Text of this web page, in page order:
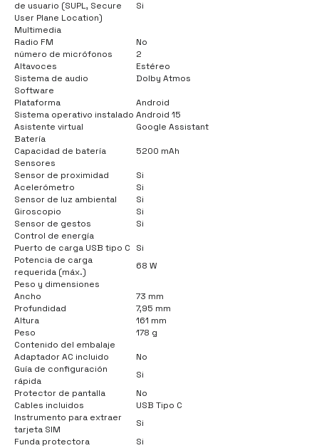
de usuario (SUPL, Secure
User Plane Location)
Si
Multimedia
Radio FM
No
número de micrófonos
2
Altavoces
Estéreo
Sistema de audio
Dolby Atmos
Software
Plataforma
Android
Sistema operativo instalado Android 15
Asistente virtual
Google Assistant
Batería
Capacidad de batería
5200 mAh
Sensores
Sensor de proximidad
Si
Acelerómetro
Si
Sensor de luz ambiental
Si
Giroscopio
Si
Sensor de gestos
Si
Control de energía
Puerto de carga USB tipo C
Si
Potencia de carga
requerida (máx.)
68 W
Peso y dimensiones
Ancho
73 mm
Profundidad
7,95 mm
Altura
161 mm
Peso
178 g
Contenido del embalaje
Adaptador AC incluido
No
Guía de configuración
rápida
Si
Protector de pantalla
No
Cables incluidos
USB Tipo C
Instrumento para extraer
tarjeta SIM
Si
Funda protectora
Si